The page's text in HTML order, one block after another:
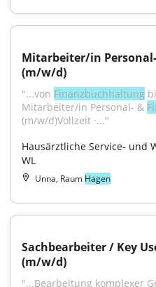
Mitarbeiter/in
(m/w/d)
"...von Finanzbuchhaltung
Mitarbeiter/in Personal- &
(m/w/d)Vollzeit ·..."
Hausärztliche Service- und
WL
Unna, Raum Hagen
Sachbearbeiter / Key
(m/w/d)